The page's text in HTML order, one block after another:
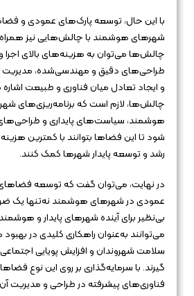
با این حال، توسعه پارک‌های عمودی و
شهرهای هوشمند با چالش‌هایی نیز
چالش‌ها می‌توان به هزینه‌های بالای اجرا و
طراحی‌های دقیق و مهندسی‌شده، مدیریت
و ایجاد تعادل میان فناوری و طبیعت اشاره
چالش‌ها، لازم است که برنامه‌ریزی‌های
هوشمند، سیاست‌های پایداری و
شود تا این فضاها بتوانند با کمترین
رشد و توسعه پایدار شهرها کمک کنند.
در نهایت، می‌توان گفت که توسعه
عمودی در شهرهای هوشمند نه‌تنها یک
بی‌نظیر برای آینده شهرهای پایدار و
می‌توانند به‌عنوان راهکاری کلیدی در
سلامت شهروندان و افزایش پویایی اجتماعی
گیرند. با سرمایه‌گذاری بر روی این نوع
فناوری‌های پیشرفته در طراحی و مدیریت